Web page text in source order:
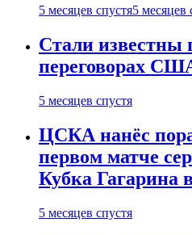
5 месяцев спустя5 месяцев
Стали известны
переговорах
5 месяцев спустя
ЦСКА нанёс
первом матче
Кубка Гагарина
5 месяцев спустя